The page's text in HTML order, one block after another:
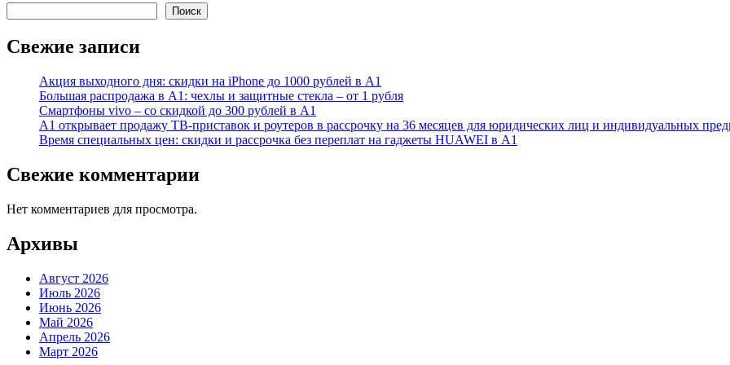
Поиск
Свежие записи
Акция выходного дня: скидки на iPhone до 1000 рублей в А1
Большая распродажа в А1: чехлы и защитные стекла – от 1 рубля
Смартфоны vivo – со скидкой до 300 рублей в А1
А1 открывает продажу ТВ-приставок и роутеров в рассрочку на 36 месяцев для юридических лиц и индивидуальных
Время специальных цен: скидки и рассрочка без переплат на гаджеты HUAWEI в А1
Свежие комментарии
Нет комментариев для просмотра.
Архивы
Август 2026
Июль 2026
Июнь 2026
Май 2026
Апрель 2026
Март 2026